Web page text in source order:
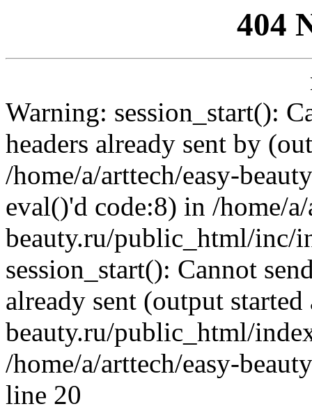
404
Warning: session_start():
headers already sent by
/home/a/arttech/easy-
eval()'d code:8) in /home/
beauty.ru/public_html/inc/
session_start(): Cannot
already sent (output
beauty.ru/public_html/
/home/a/arttech/easy-
line 20